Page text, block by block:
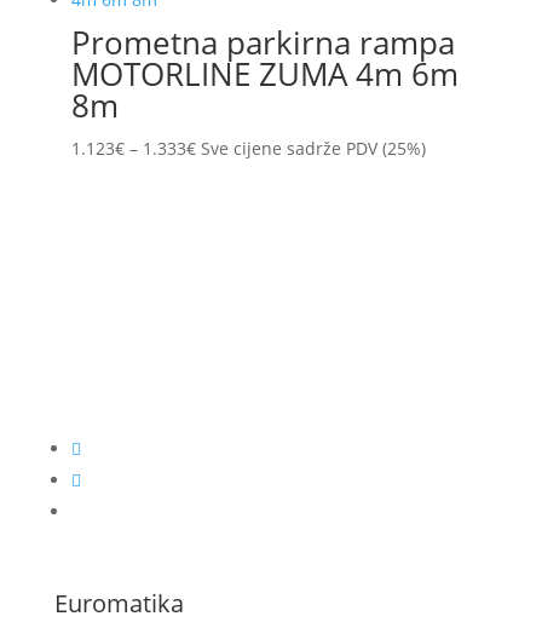
1.603€.
Prometna parkirna rampa
MOTORLINE ZUMA 4m 6m
8m
1.123€ – 1.333€Raspon
Sve cijene sadrže PDV (25%)
Euromatika